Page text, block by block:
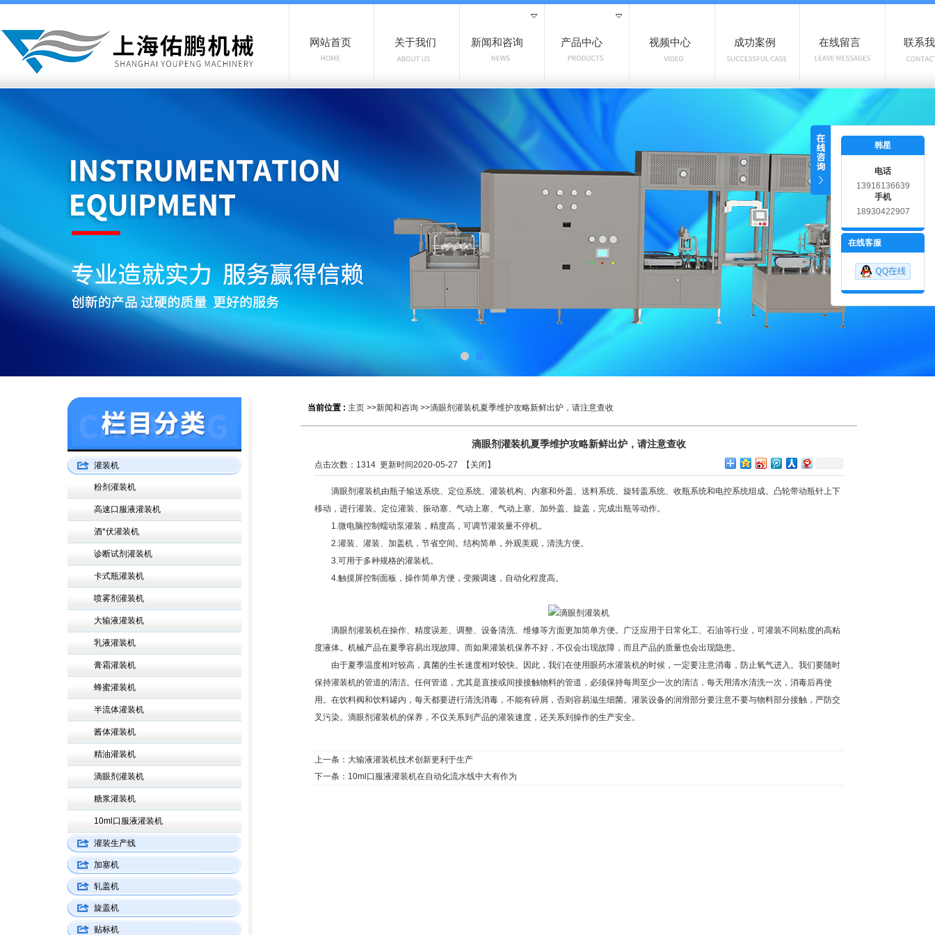
网站首页 关于我们 新闻和咨询 产品中心 视频中心 成功案例 在线留言 联系
当前位置 : 主页 >>新闻和咨询 >>滴眼剂灌装机夏季维护攻略新鲜出炉，请注意查收
滴眼剂灌装机夏季维护攻略新鲜出炉，请注意查收
点击次数： 1314 更新时间2020-05-27 【 关闭 】
滴眼剂灌装机由瓶子输送系统、定位系统、灌装机构、内塞和外盖、送料系统、旋转盖系统、收瓶系统和电控系统组成。凸轮带动瓶针上下
移动，进行灌装。定位灌装、振动塞、气动上塞、气动上塞、加外盖、旋盖，完成出瓶等动作。
1.微电脑控制蠕动泵灌装，精度高，可调节灌装量不停机。
2.灌装、灌装、加盖机，节省空间。结构简单，外观美观，清洗方便。
3.可用于多种规格的灌装机。
4.触摸屏控制面板，操作简单方便，变频调速，自动化程度高。
滴眼剂灌装机在操作、精度误差、调整、设备清洗、维修等方面更加简单方便。广泛应用于日常化工、石油等行业，可灌装不同粘度的高粘
度液体。机械产品在夏季容易出现故障。而如果灌装机保养不好，不仅会出现故障，而且产品的质量也会出现隐患。
由于夏季温度相对较高，真菌的生长速度相对较快。因此，我们在使用眼药水灌装机的时候，一定要注意消毒，防止氧气进入。我们要随时
保持灌装机的管道的清洁。任何管道，尤其是直接或间接接触物料的管道，必须保持每周至少一次的清洁，每天用清水清洗一次，消毒后再使
用。在饮料阀和饮料罐内，每天都要进行清洗消毒，不能有碎屑，否则容易滋生细菌。灌装设备的润滑部分要注意不要与物料部分接触，严防交
叉污染。滴眼剂灌装机的保养，不仅关系到产品的灌装速度，还关系到操作的生产安全。
上一条： 大输液灌装机技术创新更利于生产
下一条： 10ml口服液灌装机在自动化流水线中大有作为
灌装机
粉剂灌装机
高速口服液灌装机
酒*伏灌装机
诊断试剂灌装机
卡式瓶灌装机
喷雾剂灌装机
大输液灌装机
乳液灌装机
膏霜灌装机
蜂蜜灌装机
半流体灌装机
酱体灌装机
精油灌装机
滴眼剂灌装机
糖浆灌装机
10ml口服液灌装机
灌装生产线
加塞机
轧盖机
旋盖机
贴标机
韩星
电话
13916136639
手机
18930422907
在线客服